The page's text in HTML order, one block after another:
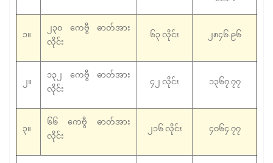
၁။
၂၃၀ ကေဗွီ ဓာတ်အား
လိုင်း
၆၃ လိုင်း ၂၈၄၆.၉၆
၂။
၁၃၂ ကေဗွီ ဓာတ်အား
လိုင်း
၄၂ လိုင်း ၁၃၆၇.၇၇
၃။
၆၆ ကေဗွီ ဓာတ်အား
လိုင်း
၂၁၆ လိုင်း ၄၀၆၄.၇၇